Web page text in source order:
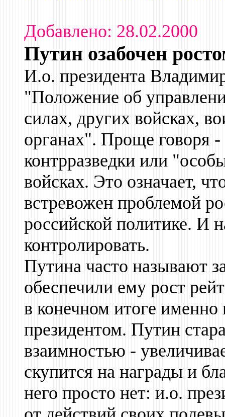
Добавлено: 28.02.2000
Путин озабочен
И.о. президента
"Положение об
силах, других войсках,
органах". Проще говоря -
контрразведки или
войсках. Это означает,
встревожен проблемой
российской политике. И
контролировать.
Путина часто называют
обеспечили ему рост
в конечном итоге именно
президентом. Путин
взаимностью -
скупится на награды и
него просто нет: и.о.